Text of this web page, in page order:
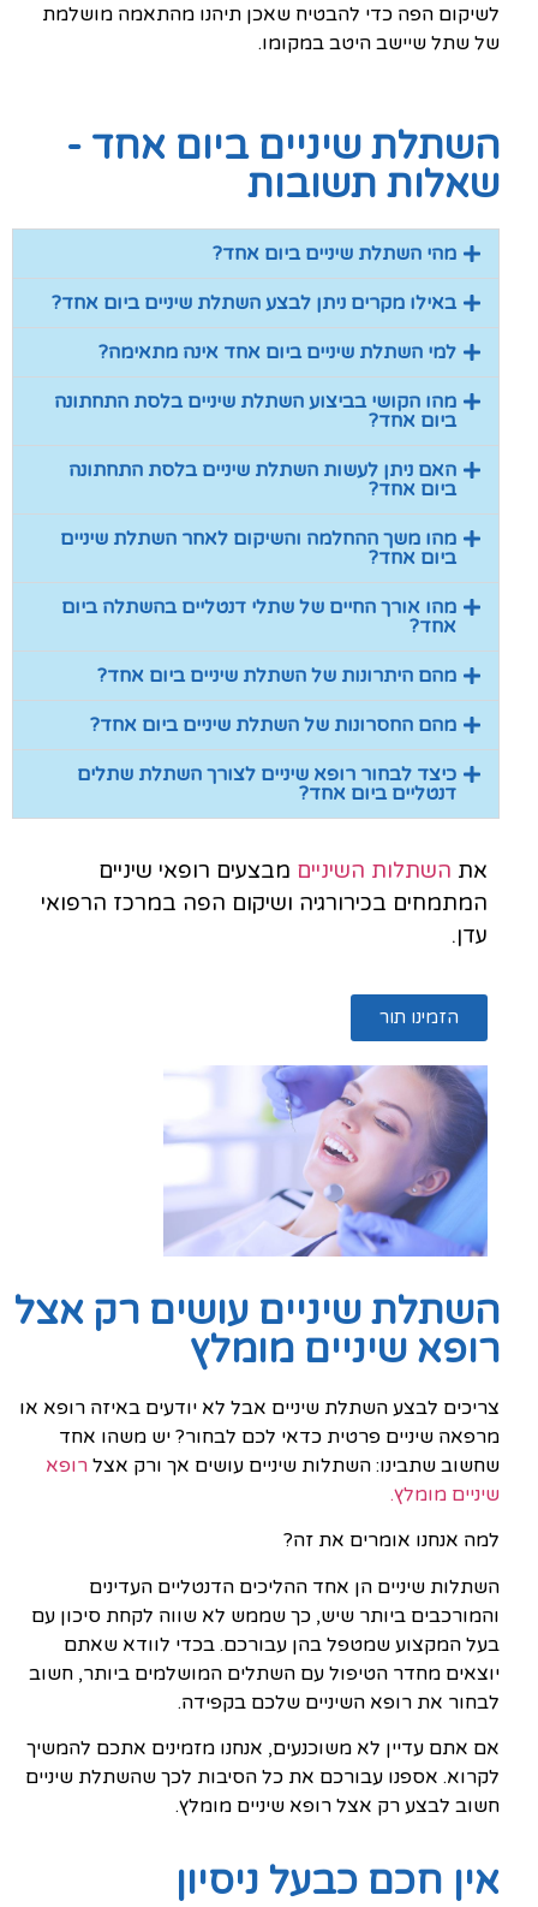
לשיקום הפה כדי להבטיח שאכן תיהנו מהתאמה מושלמת
של שתל שיישב היטב במקומו.
השתלת שיניים ביום אחד -
שאלות תשובות
מהי השתלת שיניים ביום אחד?
באילו מקרים ניתן לבצע השתלת שיניים ביום אחד?
למי השתלת שיניים ביום אחד אינה מתאימה?
מהו הקושי בביצוע השתלת שיניים בלסת התחתונה
ביום אחד?
האם ניתן לעשות השתלת שיניים בלסת התחתונה
ביום אחד?
מהו משך ההחלמה והשיקום לאחר השתלת שיניים
ביום אחד?
מהו אורך החיים של שתלי דנטליים בהשתלה ביום
אחד?
מהם היתרונות של השתלת שיניים ביום אחד?
מהם החסרונות של השתלת שיניים ביום אחד?
כיצד לבחור רופא שיניים לצורך השתלת שתלים
דנטליים ביום אחד?
את השתלות השיניים מבצעים רופאי שיניים
המתמחים בכירורגיה ושיקום הפה במרכז הרפואי
עדן.
הזמינו תור
השתלת שיניים עושים רק אצל
רופא שיניים מומלץ
צריכים לבצע השתלת שיניים אבל לא יודעים באיזה רופא או
מרפאה שיניים פרטית כדאי לכם לבחור? יש משהו אחד
שחשוב שתבינו: השתלות שיניים עושים אך ורק אצלרופא
שיניים מומלץ.
למה אנחנו אומרים את זה?
השתלות שיניים הן אחד ההליכים הדנטליים העדינים
והמורכבים ביותר שיש, כך שממש לא שווה לקחת סיכון עם
בעל המקצוע שמטפל בהן עבורכם. בכדי לוודא שאתם
יוצאים מחדר הטיפול עם השתלים המושלמים ביותר, חשוב
לבחור את רופא השיניים שלכם בקפידה.
אם אתם עדיין לא משוכנעים, אנחנו מזמינים אתכם להמשיך
לקרוא. אספנו עבורכם את כל הסיבות לכך שהשתלת שיניים
חשוב לבצע רק אצל רופא שיניים מומלץ.
אין חכם כבעל ניסיון